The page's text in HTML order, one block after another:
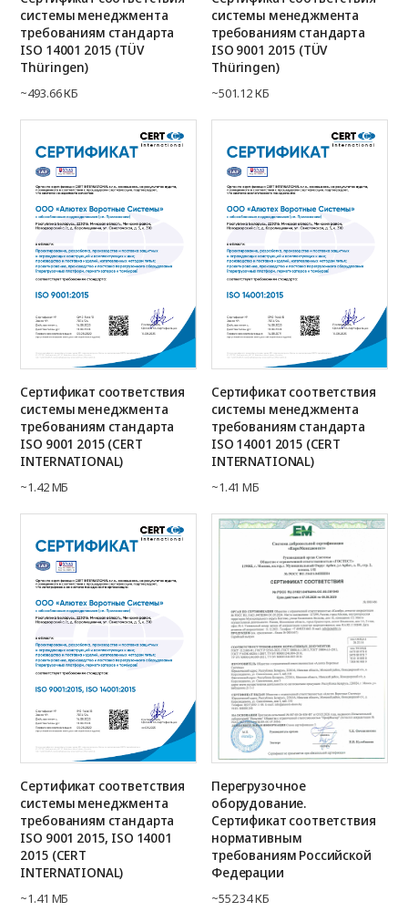
системы менеджмента
требованиям стандарта
ISO 14001 2015 (TÜV
Thüringen)
~493.66 КБ
системы менеджмента
требованиям стандарта
ISO 9001 2015 (TÜV
Thüringen)
~501.12 КБ
Сертификат соответствия
системы менеджмента
требованиям стандарта
ISO 9001 2015 (CERT
INTERNATIONAL)
~1.42 МБ
Сертификат соответствия
системы менеджмента
требованиям стандарта
ISO 14001 2015 (CERT
INTERNATIONAL)
~1.41 МБ
Сертификат соответствия
системы менеджмента
требованиям стандарта
ISO 9001 2015, ISO 14001
2015 (CERT
INTERNATIONAL)
~1.41 МБ
Перегрузочное
оборудование.
Сертификат соответствия
нормативным
требованиям Российской
Федерации
~552.34 КБ